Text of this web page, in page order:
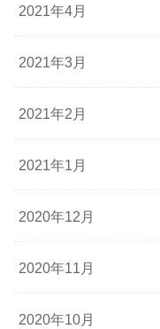
2021年4月
2021年3月
2021年2月
2021年1月
2020年12月
2020年11月
2020年10月